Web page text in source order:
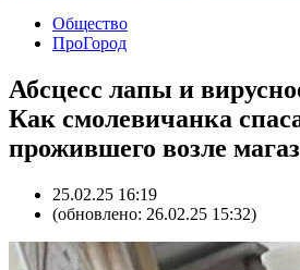
Общество
ПроГород
Абсцесс лапы и
Как смолевичанка
прожившего возле
25.02.25 16:19
(обновлено: 26.02.25 15:32)